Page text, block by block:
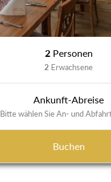
2 Personen
2 Erwachsene
Ankunft-Abreise
Bitte wählen Sie An- und
Buchen